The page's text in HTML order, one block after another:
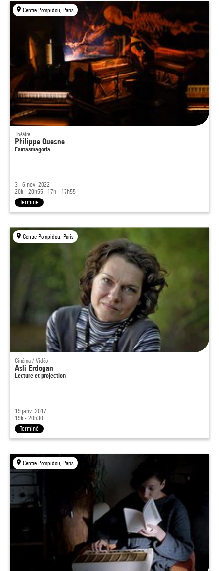
Centre Pompidou, Paris
Théâtre
Philippe Quesne
Fantasmagoria
3 - 6 nov. 2022
20h - 20h55
17h - 17h55
Terminé
Centre Pompidou, Paris
Cinéma / Vidéo
Asli Erdogan
Lecture et projection
19 janv. 2017
19h - 20h30
Terminé
Centre Pompidou, Paris